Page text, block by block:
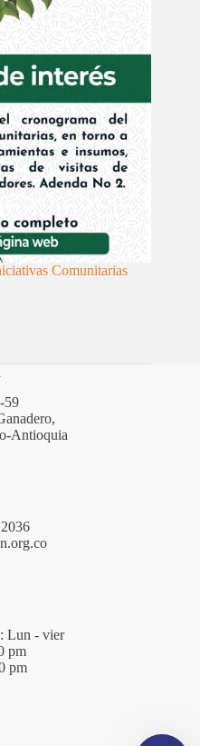
Comunitarias
59
Antioquia
Lun - vier
pm
pm